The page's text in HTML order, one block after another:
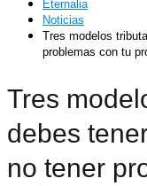
Eternalia
Noticias
Tres modelos
problemas con tu
Tres
debes
no tener